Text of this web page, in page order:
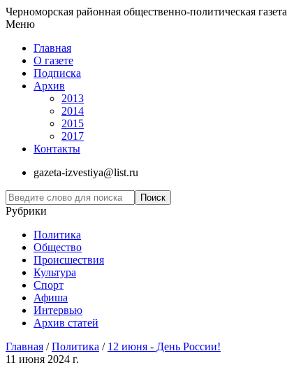
Черноморская районная общественно-политическая газета
Меню
Главная
О газете
Подписка
Архив
2013
2014
2015
2017
Контакты
gazeta-izvestiya@list.ru
Рубрики
Политика
Общество
Проиcшествия
Культура
Спорт
Афиша
Интервью
Архив статей
Главная /Политика / 12 июня - День России!
11 июня 2024 г.